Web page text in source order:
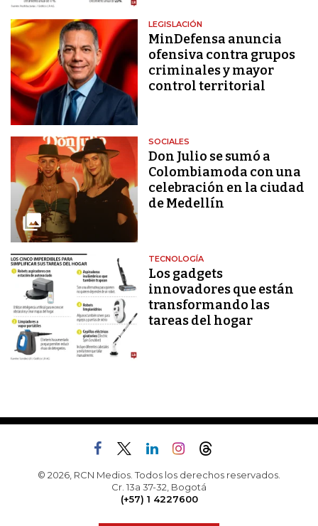
LEGISLACIÓN
MinDefensa anuncia
ofensiva contra grupos
criminales y mayor
control territorial
SOCIALES
Don Julio se sumó a
Colombiamoda con una
celebración en la ciudad
de Medellín
TECNOLOGÍA
Los gadgets
innovadores que están
transformando las
tareas del hogar
© 2026, RCN Medios. Todos los derechos reservados.
Cr. 13a 37-32, Bogotá
(+57) 1 4227600